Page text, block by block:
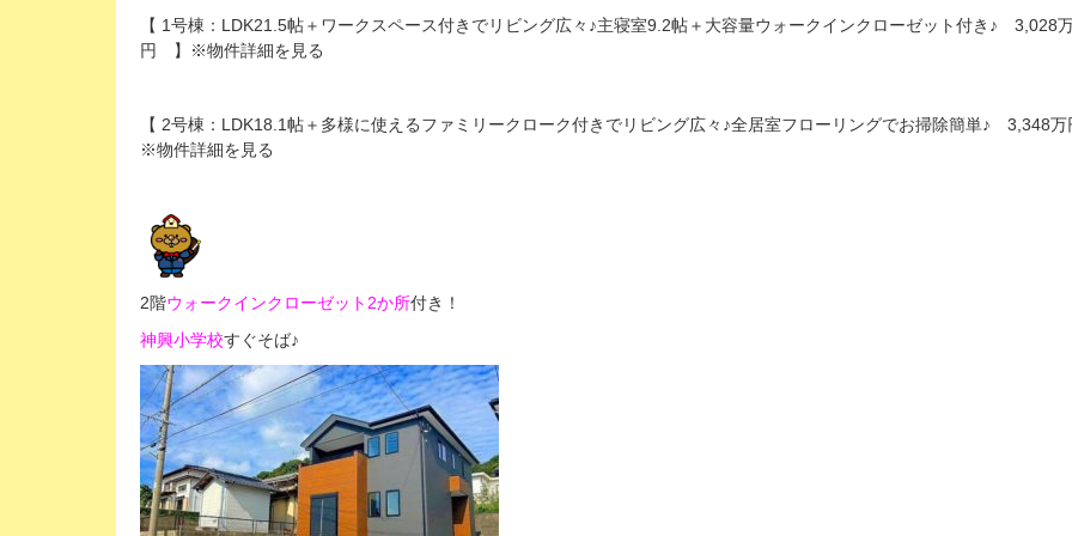
【 1号棟：LDK21.5帖＋ワークスペース付きでリビング広々♪主寝室9.2帖＋大容量ウォークインクローゼット付き♪ 3,028
円 】※物件詳細を見る
【 2号棟：LDK18.1帖＋多様に使えるファミリークローク付きでリビング広々♪全居室フローリングでお掃除簡単♪ 3,348
※物件詳細を見る
2階ウォークインクローゼット2か所付き！
神興小学校すぐそば♪